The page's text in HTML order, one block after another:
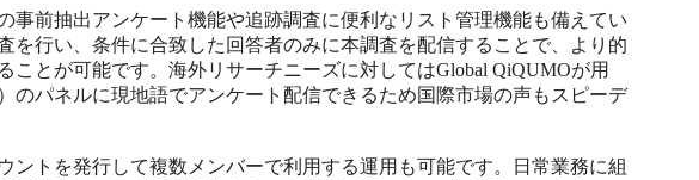
事前抽出アンケート機能や追跡調査に便利なリスト管理機能も備えてい
を行い、条件に合致した回答者のみに本調査を配信することで、より的
ことが可能です。海外リサーチニーズに対してはGlobal QiQUMOが用
のパネルに現地語でアンケート配信できるため国際市場の声もスピーデ
ントを発行して複数メンバーで利用する運用も可能です。日常業務に組